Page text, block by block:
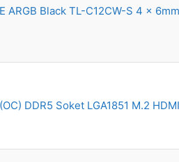
Black TL-C12CW-S 4 x
DDR5 Soket LGA1851 M.2